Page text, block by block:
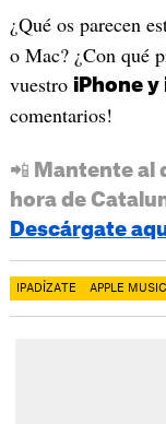
¿Qué os parecen
o Mac? ¿Con qué
vuestro iPhone y
comentarios!
📲 Mantente al
hora de
Descárgate
IPADÍZATE APPLE MUSIC